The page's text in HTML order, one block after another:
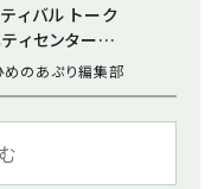
ィバル トーク
ィセンターで
愛媛/松山市）
めのあぷり編集部